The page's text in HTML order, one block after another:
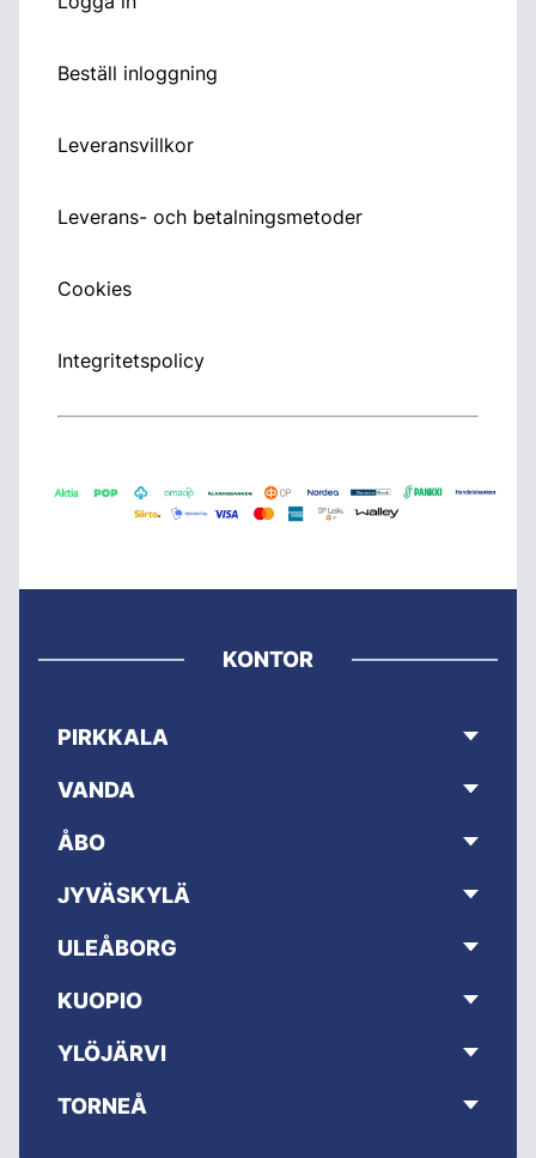
Beställ inloggning
Leveransvillkor
Leverans- och betalningsmetoder
Cookies
Integritetspolicy
KONTOR
PIRKKALA
VANDA
ÅBO
JYVÄSKYLÄ
ULEÅBORG
KUOPIO
YLÖJÄRVI
TORNEÅ